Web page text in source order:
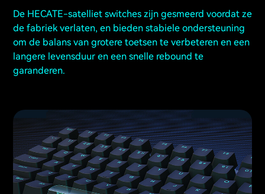
De HECATE-satelliet switches zijn gesmeerd voordat ze
de fabriek verlaten, en bieden stabiele ondersteuning
om de balans van grotere toetsen te verbeteren en een
langere levensduur en een snelle rebound te
garanderen.